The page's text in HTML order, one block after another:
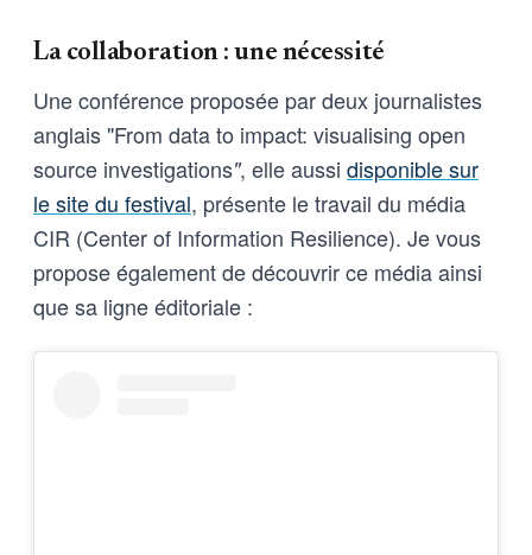
La collaboration : une nécessité
Une conférence proposée par deux journalistes
anglais "From data to impact: visualising open
source investigations", elle aussi disponible sur
le site du festival, présente le travail du média
CIR (Center of Information Resilience). Je vous
propose également de découvrir ce média ainsi
que sa ligne éditoriale :